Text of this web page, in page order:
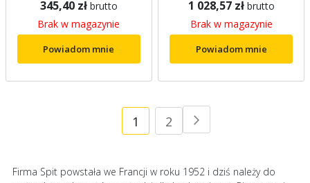
345,40 zł brutto
Brak w magazynie
Powiadom mnie
1 028,57 zł brutto
Brak w magazynie
Powiadom mnie
Strona
Aktualnie
stronę
1 Strona
2
Firma Spit powstała we Francji w roku 1952 i dziś należy do